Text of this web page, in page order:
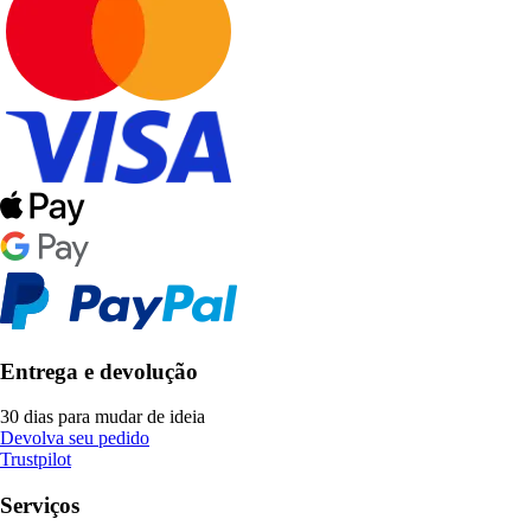
Entrega e devolução
30 dias para mudar de ideia
Devolva seu pedido
Trustpilot
Serviços